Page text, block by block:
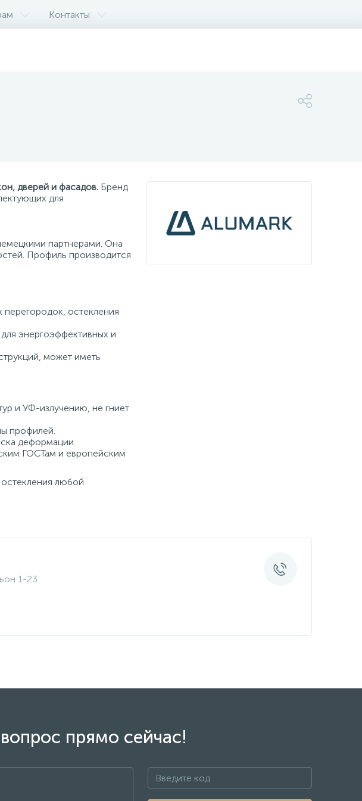
Контакты
дверей и фасадов. Бренд
для
партнерами. Она
Профиль производится
остекления
энергоэффективных и
может иметь
и УФ-излучению, не гниет
профилей.
деформации.
ГОСТам и европейским
любой
1-23
прямо сейчас!